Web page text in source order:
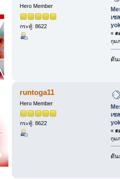
Hero Member
กระทู้: 8622
เซ
« ต
กุม
ดัน
runtoga11
Hero Member
กระทู้: 8622
เซ
« ต
กุม
ดัน